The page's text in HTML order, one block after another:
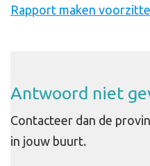
Rapport maken
Antwoord niet
Contacteer dan de
in jouw buurt.